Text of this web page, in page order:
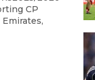
CP